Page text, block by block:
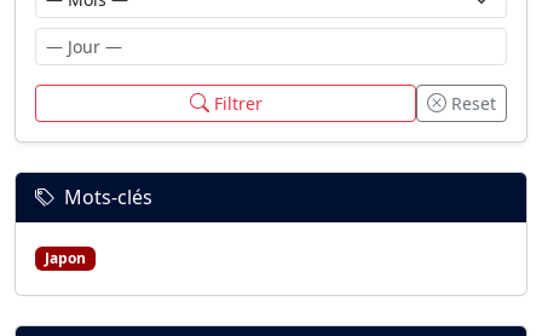
Filtrer Reset
Mots-clés
Japon